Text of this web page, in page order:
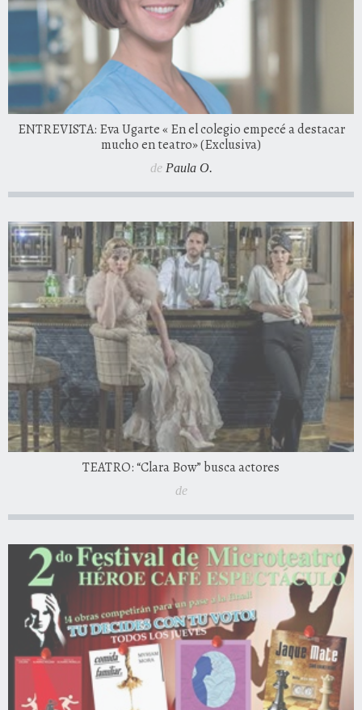
ENTREVISTA: Eva Ugarte « En el colegio empecé a destacar
mucho en teatro» (Exclusiva)
de Paula O.
TEATRO: “Clara Bow” busca actores
de